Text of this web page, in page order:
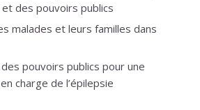
des pouvoirs publics
malades et leurs familles dans
pouvoirs publics pour une
charge de l’épilepsie